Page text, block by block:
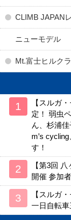
CLIMB JAPAN
ニューモデル
Mt.富士ヒルク
【スルガ
定！ 弱虫
ん、杉浦
m’s
す！
【第3回
開催 参加
【スルガ
一日自転車